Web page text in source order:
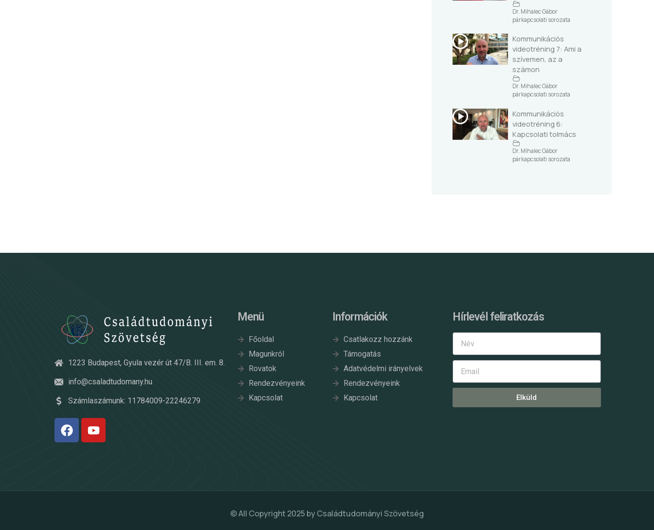
Dr. Mihalec Gábor
párkapcsolati sorozata
Kommunikációs
videotréning 7: Ami a
szívemen, az a
számon
Dr. Mihalec Gábor
párkapcsolati sorozata
Kommunikációs
videotréning 6:
Kapcsolati tolmács
Dr. Mihalec Gábor
párkapcsolati sorozata
1223 Budapest, Gyula vezér út 47/B. III. em. 8.
info@csaladtudomany.hu
Számlaszámunk: 11784009-22246279
Menü
Főoldal
Magunkról
Rovatok
Rendezvényeink
Kapcsolat
Információk
Csatlakozz hozzánk
Támogatás
Adatvédelmi irányelvek
Rendezvényeink
Kapcsolat
Hírlevél feliratkozás
Elküld
© All Copyright 2025 byCsaládtudományi Szövetség